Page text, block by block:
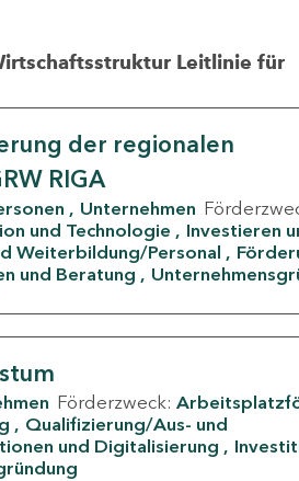
Leitlinie für
der regionalen
RIGA
Unternehmen
und Technologie
Investieren
Weiterbildung/Personal
und Beratung
Förderzweck:
Qualifizierung/Aus- und
und Digitalisierung